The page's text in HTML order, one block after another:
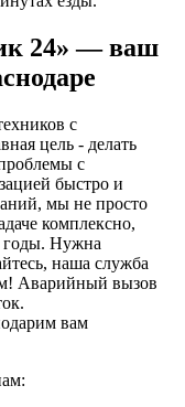
24» — ваш
с
цель - делать
с
быстро и
мы не просто
комплексно,
годы. Нужна
наша служба
Аварийный вызов
вам